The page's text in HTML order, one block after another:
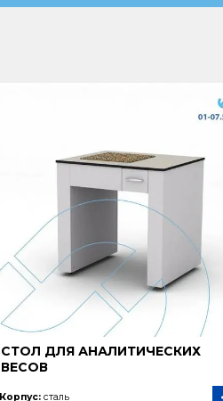
СТОЛ ДЛЯ АНАЛИТИЧЕСКИХ
ВЕСОВ
Корпус: сталь